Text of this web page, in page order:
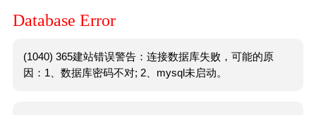
Database Error
(1040) 365建站错误警告：连接数据库失败，可能的原
因：1、数据库密码不对; 2、mysql未启动。